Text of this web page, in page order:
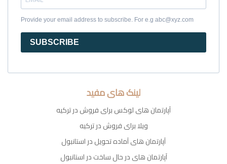
Provide your email address to subscribe. For e.g abc@xyz.com
SUBSCRIBE
لینک های مفید
آپارتمان های لوکس برای فروش در ترکیه
ویلا برای فروش در ترکیه
آپارتمان های آماده تحویل در استانبول
آپارتمان های در حال ساخت در استانبول